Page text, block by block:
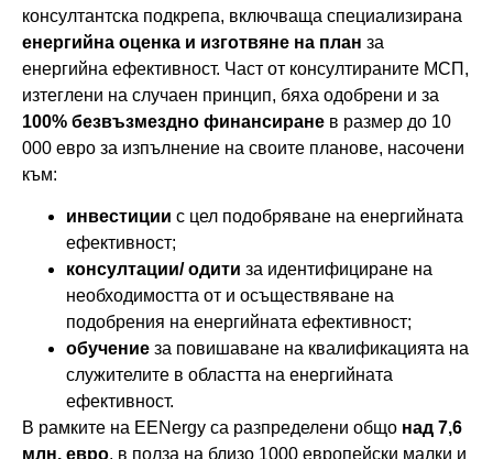
консултантска подкрепа, включваща специализирана
енергийна оценка и изготвяне на план за
енергийна ефективност. Част от консултираните МСП,
изтеглени на случаен принцип, бяха одобрени и за
100% безвъзмездно финансиране в размер до 10
000 евро за изпълнение на своите планове, насочени
към:
инвестиции с цел подобряване на енергийната
ефективност;
консултации/ одити за идентифициране на
необходимостта от и осъществяване на
подобрения на енергийната ефективност;
обучение за повишаване на квалификацията на
служителите в областта на енергийната
ефективност.
В рамките на EENergy са разпределени общо над 7,6
млн. евро, в полза на близо 1000 европейски малки и